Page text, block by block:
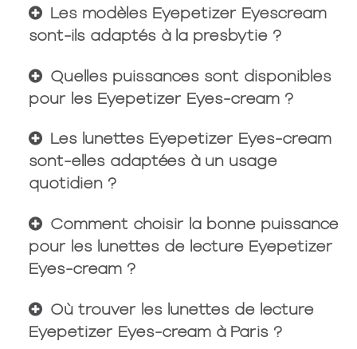
Les modèles Eyepetizer Eyescream
sont-ils adaptés à la presbytie ?
Quelles puissances sont disponibles
pour les Eyepetizer Eyes-cream ?
Les lunettes Eyepetizer Eyes-cream
sont-elles adaptées à un usage
quotidien ?
Comment choisir la bonne puissance
pour les lunettes de lecture Eyepetizer
Eyes-cream ?
Où trouver les lunettes de lecture
Eyepetizer Eyes-cream à Paris ?